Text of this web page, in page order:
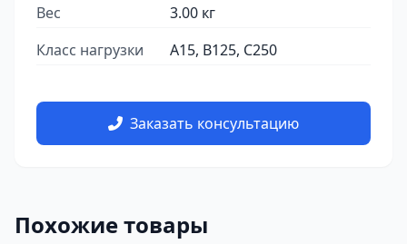
Вес
3.00 кг
Класс нагрузки
A15, B125, C250
Заказать консультацию
Похожие товары